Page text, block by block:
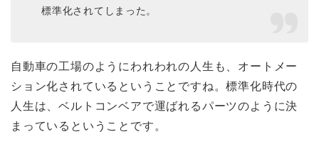
標準化されてしまった。
自動車の工場のようにわれわれの人生も、オートメー
ション化されているということですね。標準化時代の
人生は、ベルトコンベアで運ばれるパーツのように決
まっているということです。